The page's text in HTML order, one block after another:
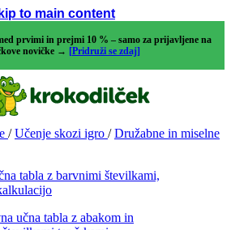
to main content
prvimi in prejmi 10 % – samo za prijavljene na
novičke → [Pridruži se zdaj]
/ Učenje skozi igro / Družabne in miselne